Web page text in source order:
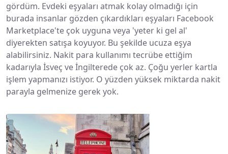
gördüm. Evdeki eşyaları atmak kolay olmadığı için
burada insanlar gözden çıkardıkları eşyaları Facebook
Marketplace'te çok uyguna veya 'yeter ki gel al'
diyerekten satışa koyuyor. Bu şekilde ucuza eşya
alabilirsiniz. Nakit para kullanımı tecrübe ettiğim
kadarıyla İsveç ve İngilterede çok az. Çoğu yerler kartla
işlem yapmanızı istiyor. O yüzden yüksek miktarda nakit
parayla gelmenize gerek yok.